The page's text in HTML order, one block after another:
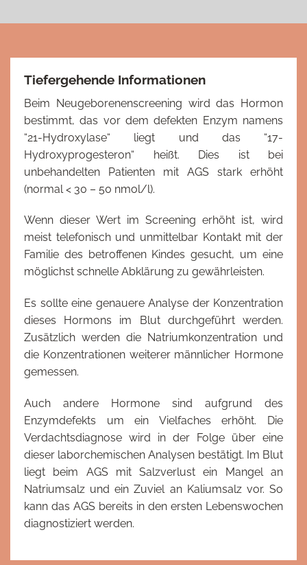
Tiefergehende Informationen
Beim Neugeborenenscreening wird das Hormon
bestimmt, das vor dem defekten Enzym namens
“21-Hydroxylase“ liegt und das “17-
Hydroxyprogesteron“ heißt. Dies ist bei
unbehandelten Patienten mit AGS stark erhöht
(normal < 30 – 50 nmol/l).
Wenn dieser Wert im Screening erhöht ist, wird
meist telefonisch und unmittelbar Kontakt mit der
Familie des betroffenen Kindes gesucht, um eine
möglichst schnelle Abklärung zu gewährleisten.
Es sollte eine genauere Analyse der Konzentration
dieses Hormons im Blut durchgeführt werden.
Zusätzlich werden die Natriumkonzentration und
die Konzentrationen weiterer männlicher Hormone
gemessen.
Auch andere Hormone sind aufgrund des
Enzymdefekts um ein Vielfaches erhöht. Die
Verdachtsdiagnose wird in der Folge über eine
dieser laborchemischen Analysen bestätigt. Im Blut
liegt beim AGS mit Salzverlust ein Mangel an
Natriumsalz und ein Zuviel an Kaliumsalz vor. So
kann das AGS bereits in den ersten Lebenswochen
diagnostiziert werden.